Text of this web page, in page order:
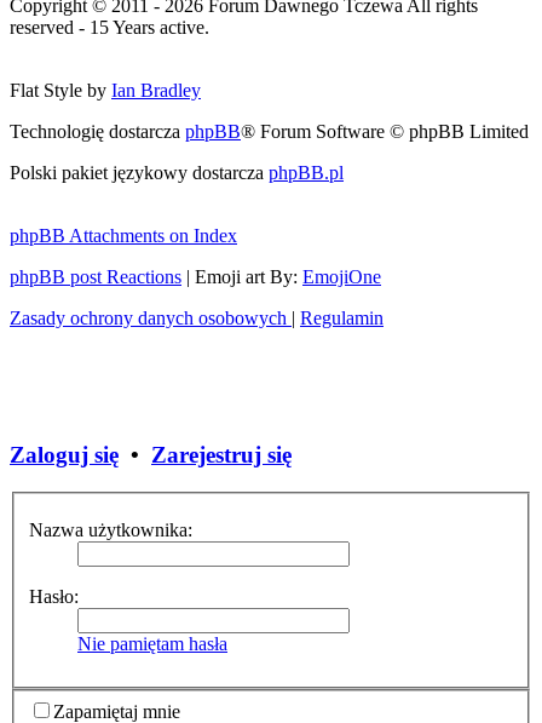
Copyright © 2011 - 2026 Forum Dawnego Tczewa All rights
reserved - 15 Years active.
Flat Style by Ian Bradley
Technologię dostarcza phpBB® Forum Software © phpBB Limited
Polski pakiet językowy dostarcza phpBB.pl
phpBB Attachments on Index
phpBB post Reactions | Emoji art By: EmojiOne
Zasady ochrony danych osobowych | Regulamin
Zaloguj się • Zarejestruj się
Nazwa użytkownika:
Hasło:
Nie pamiętam hasła
Zapamiętaj mnie